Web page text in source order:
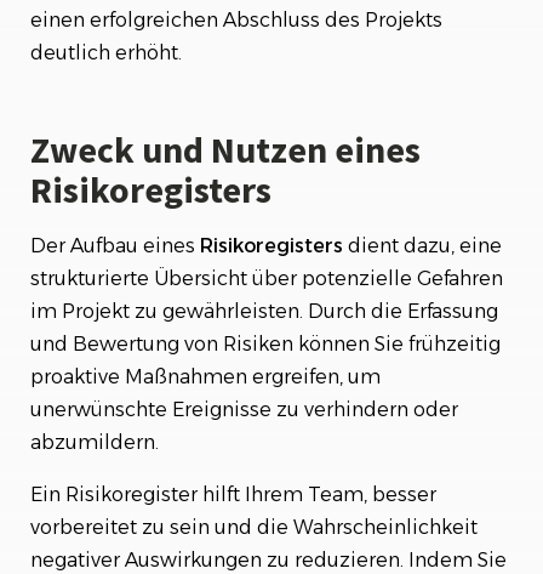
einen erfolgreichen Abschluss des Projekts
deutlich erhöht.
Zweck und Nutzen eines
Risikoregisters
Der Aufbau eines Risikoregisters dient dazu, eine
strukturierte Übersicht über potenzielle Gefahren
im Projekt zu gewährleisten. Durch die Erfassung
und Bewertung von Risiken können Sie frühzeitig
proaktive Maßnahmen ergreifen, um
unerwünschte Ereignisse zu verhindern oder
abzumildern.
Ein Risikoregister hilft Ihrem Team, besser
vorbereitet zu sein und die Wahrscheinlichkeit
negativer Auswirkungen zu reduzieren. Indem Sie